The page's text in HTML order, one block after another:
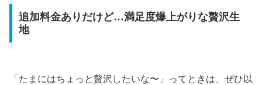
追加料金ありだけど…満足度爆上がりな贅沢生
地
「たまにはちょっと贅沢したいな〜」ってときは、ぜひ以